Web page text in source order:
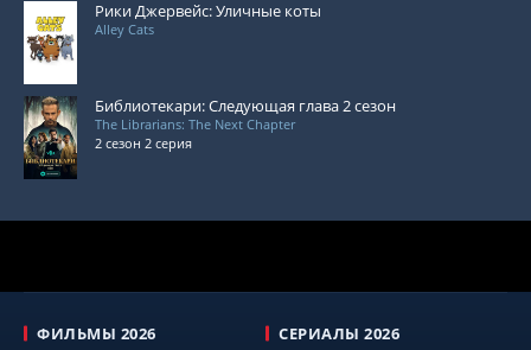
Рики Джервейс: Уличные коты
Alley Cats
Библиотекари: Следующая глава 2 сезон
The Librarians: The Next Chapter
2 сезон 2 серия
ФИЛЬМЫ 2026 СЕРИАЛЫ 2026